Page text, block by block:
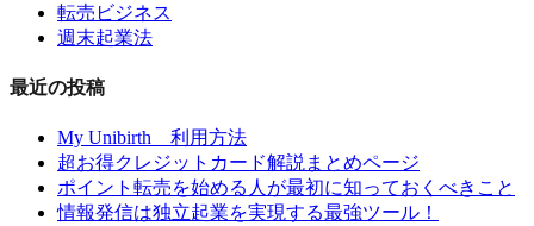
転売ビジネス
週末起業法
最近の投稿
My Unibirth 利用方法
超お得クレジットカード解説まとめページ
ポイント転売を始める人が最初に知っておくべきこと
情報発信は独立起業を実現する最強ツール！